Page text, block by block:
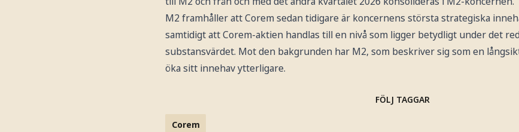
M2 framhåller att Corem sedan tidigare är koncernens största strategiska
samtidigt att Corem-aktien handlas till en nivå som ligger betydligt under det
substansvärdet. Mot den bakgrunden har M2, som beskriver sig som en
öka sitt innehav ytterligare.
FÖLJ TAGGAR
Corem